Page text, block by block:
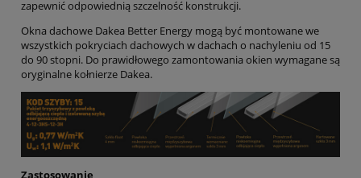
zapewnić odpowiednią szczelność konstrukcji.
Okna dachowe Dakea Better Energy mogą być montowane we
wszystkich pokryciach dachowych w dachach o nachyleniu od 15
do 90 stopni. Do prawidłowego zamontowania okien wymagane są
oryginalne kołnierze Dakea.
Zastosowanie